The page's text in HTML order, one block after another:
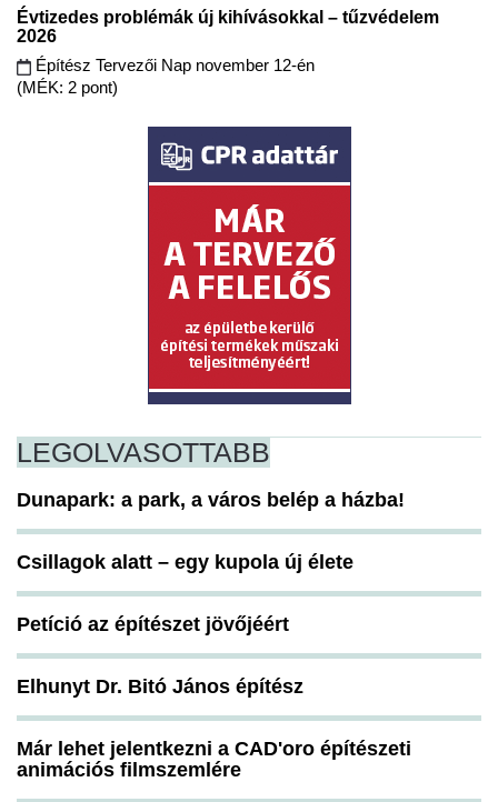
Évtizedes problémák új kihívásokkal – tűzvédelem
2026
Építész Tervezői Nap november 12-én
(MÉK: 2 pont)
LEGOLVASOTTABB
Dunapark: a park, a város belép a házba!
Csillagok alatt – egy kupola új élete
Petíció az építészet jövőjéért
Elhunyt Dr. Bitó János építész
Már lehet jelentkezni a CAD'oro építészeti
animációs filmszemlére